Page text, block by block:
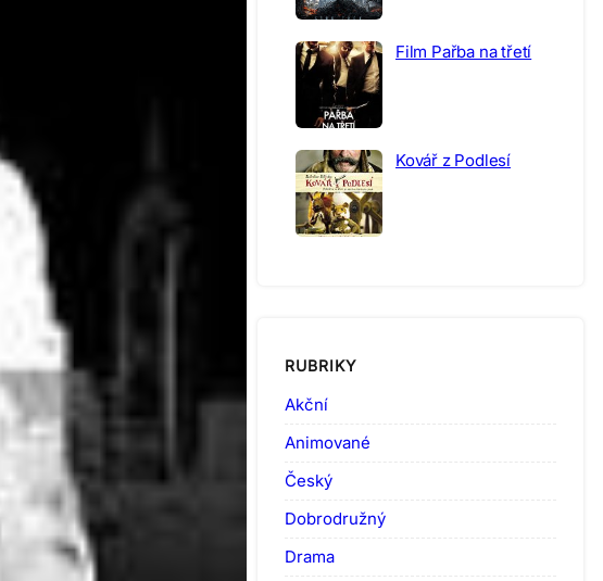
Film Pařba na třetí
Kovář z Podlesí
RUBRIKY
Akční
Animované
Český
Dobrodružný
Drama